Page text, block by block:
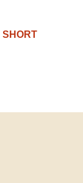
SHORT